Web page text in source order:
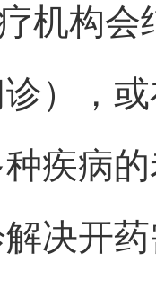
机构
），
疾病
决开